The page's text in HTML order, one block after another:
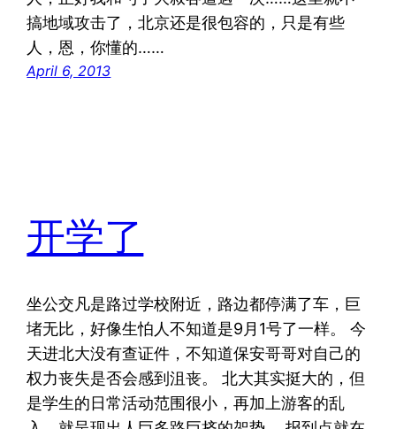
搞地域攻击了，北京还是很包容的，只是有些
人，恩，你懂的……
April 6, 2013
开学了
坐公交凡是路过学校附近，路边都停满了车，巨
堵无比，好像生怕人不知道是9月1号了一样。 今
天进北大没有查证件，不知道保安哥哥对自己的
权力丧失是否会感到沮丧。 北大其实挺大的，但
是学生的日常活动范围很小，再加上游客的乱